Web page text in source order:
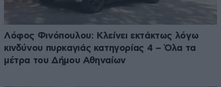
Λόφος Φινόπουλου: Κλείνει εκτάκτως λόγω
κινδύνου πυρκαγιάς κατηγορίας 4 – Όλα τα
μέτρα του Δήμου Αθηναίων